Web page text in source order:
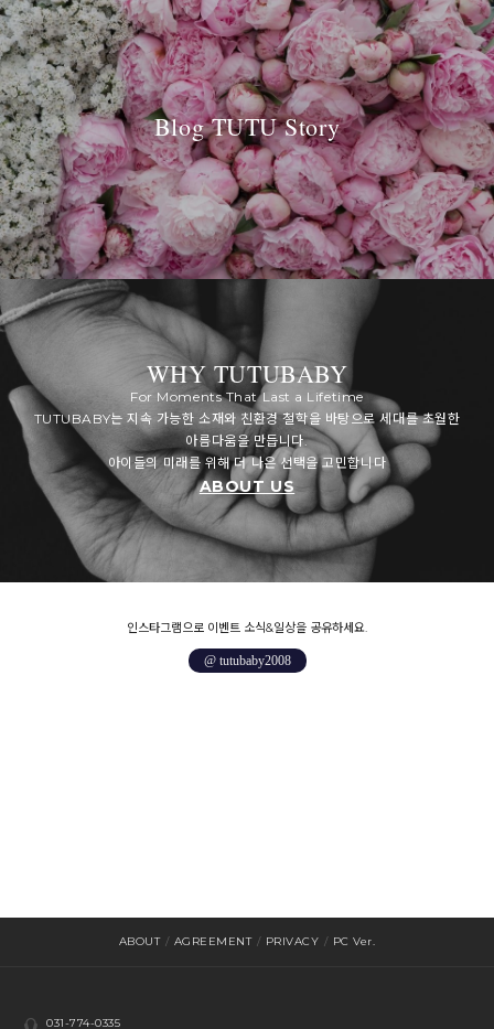
Blog TUTU Story
WHY TUTUBABY
For Moments That Last a Lifetime
TUTUBABY는 지속 가능한 소재와 친환경 철학을 바탕으로 세대를 초월한
아름다움을 만듭니다.
아이들의 미래를 위해 더 나은 선택을 고민합니다
ABOUT US
인스타그램으로 이벤트 소식&일상을 공유하세요.
@ tutubaby2008
ABOUT / AGREEMENT / PRIVACY / PC Ver.
031-774-0335